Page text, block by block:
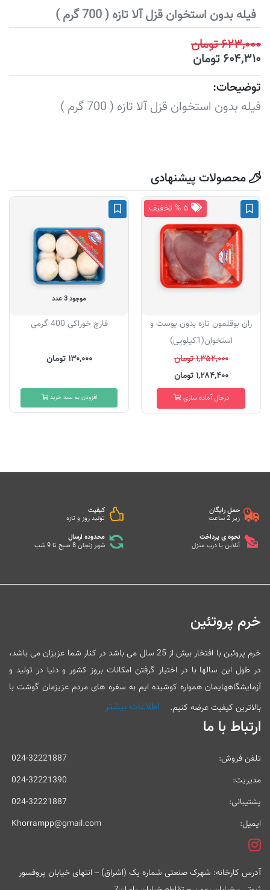
فیله بدون استخوان قزل آلا تازه ( 700 گرم )
۶۲۳,۰۰۰ تومان
۶۰۴,۳۱۰ تومان
توضیحات:
فیله بدون استخوان قزل آلا تازه ( 700 گرم )
محصولات پیشنهادی
ران بوقلمون تازه بدون پوست و
استخوان(1کیلویی)
۱,۳۵۲,۰۰۰ تومان
۱,۲۸۴,۴۰۰ تومان
درحال آماده سازی
موجود 3 عدد
قارچ خوراکی 400 گرمی
۱۳۰,۰۰۰ تومان
افزودن به سبد خرید
حمل رایگان
زیر 2 ساعت
کیفیت
تولید روز و تازه
نحوه ی پرداخت
آنلاین یا درب منزل
محدوده ارسال
شهر زنجان 8 صبح تا 9 شب
خرم پروتئین
خرم پروئین با افتخار بیش از 25 سال می باشد در کنار شما عزیزان می باشد،
در طول این سالها با در اختیار گرفتن امکانات بروز کشور و دنیا در تولید و
آزمایشگاههایمان همواره کوشیده ایم به سفره های مردم عزیزمان گوشت با
بالاترین کیفیت عرضه کنیم.
اطلاعات بیشتر
ارتباط با ما
تلفن فروش:
024-32221887
مدیریت:
024-32221390
پشتیبانی:
024-32221887
ایمیل:
Khorrampp@gmail.com
آدرس کارخانه: شهرک صنعتی شماره یک (اشراق) – انتهای خیابان پروفسور